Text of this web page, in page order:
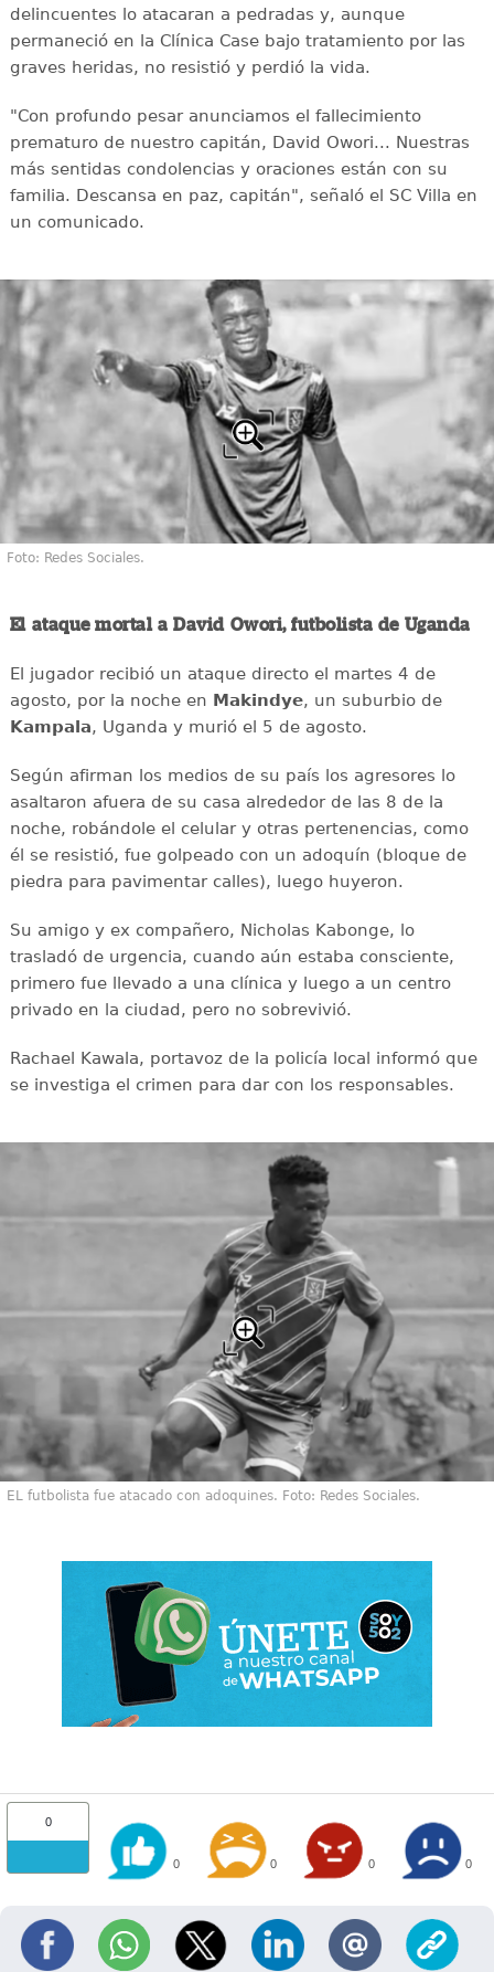
delincuentes lo atacaran a pedradas y, aunque
permaneció en la Clínica Case bajo tratamiento por las
graves heridas, no resistió y perdió la vida.
"Con profundo pesar anunciamos el fallecimiento
prematuro de nuestro capitán, David Owori... Nuestras
más sentidas condolencias y oraciones están con su
familia. Descansa en paz, capitán", señaló el SC Villa en
un comunicado.
Foto: Redes Sociales.
El ataque mortal a David Owori, futbolista de Uganda
El jugador recibió un ataque directo el martes 4 de
agosto, por la noche en Makindye, un suburbio de
Kampala, Uganda y murió el 5 de agosto.
Según afirman los medios de su país los agresores lo
asaltaron afuera de su casa alrededor de las 8 de la
noche, robándole el celular y otras pertenencias, como
él se resistió, fue golpeado con un adoquín (bloque de
piedra para pavimentar calles), luego huyeron.
Su amigo y ex compañero, Nicholas Kabonge, lo
trasladó de urgencia, cuando aún estaba consciente,
primero fue llevado a una clínica y luego a un centro
privado en la ciudad, pero no sobrevivió.
Rachael Kawala, portavoz de la policía local informó que
se investiga el crimen para dar con los responsables.
EL futbolista fue atacado con adoquines. Foto: Redes Sociales.
0
0 0 0 0